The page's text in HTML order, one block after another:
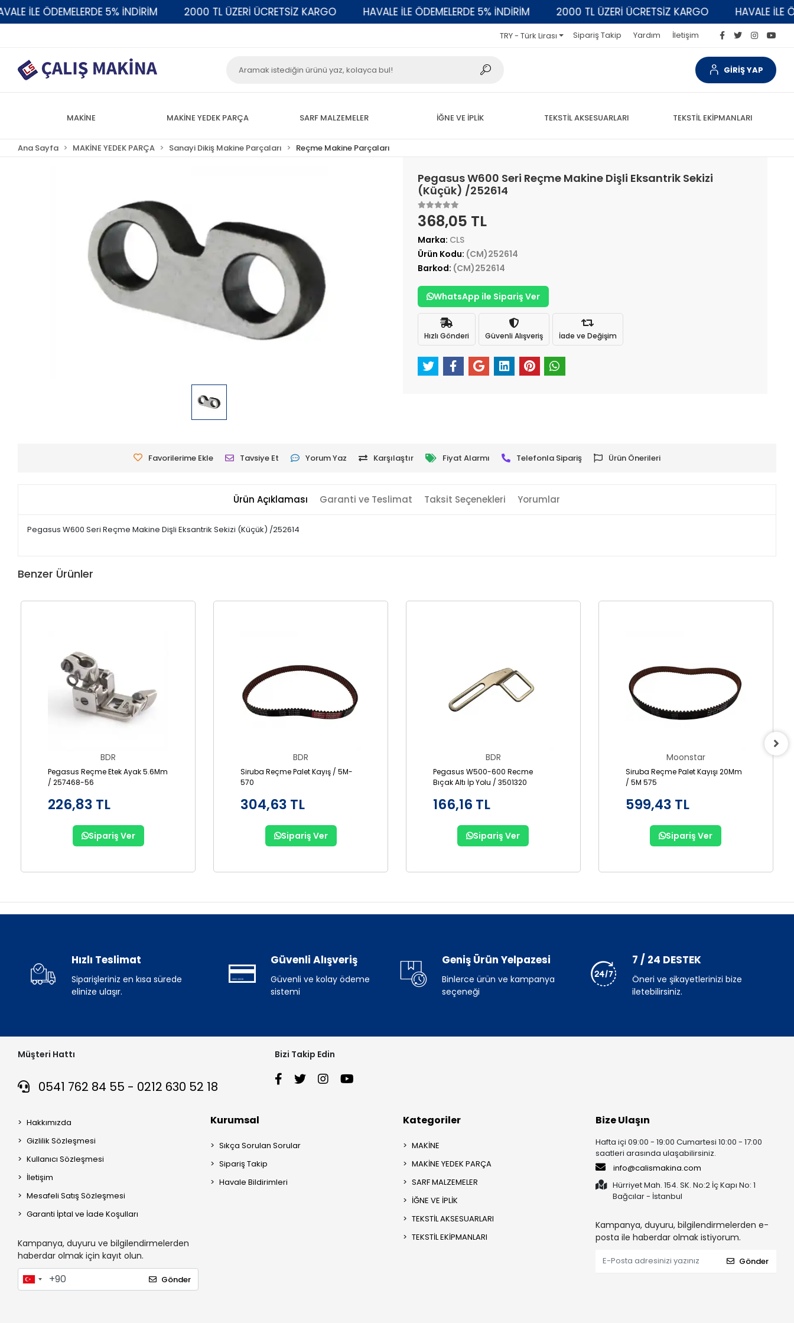
İLE ÖDEMELERDE 5% İNDİRİM 2000 TL ÜZERİ ÜCRETSİZ KARGO HAVALE İLE ÖDEMELERDE 5% İNDİRİM 2000 TL ÜZERİ ÜCRETSİZ KARGO HAVALE İLE
TRY - Türk Lirası Sipariş Takip Yardım İletişim
GİRİŞ YAP
MAKİNE MAKİNE YEDEK PARÇA SARF MALZEMELER İĞNE VE İPLİK TEKSTİL AKSESUARLARI TEKSTİL EKİPMANLARI
Ana Sayfa MAKİNE YEDEK PARÇA Sanayi Dikiş Makine Parçaları Reçme Makine Parçaları
Pegasus W600 Seri Reçme Makine Dişli Eksantrik Sekizi
(Küçük) /252614
368,05 TL
Marka: CLS
Ürün Kodu: (CM)252614
Barkod: (CM)252614
WhatsApp ile Sipariş Ver
Hızlı Gönderi Güvenli Alışveriş İade ve Değişim
Favorilerime Ekle Tavsiye Et Yorum Yaz Karşılaştır Fiyat Alarmı Telefonla Sipariş Ürün Önerileri
Ürün Açıklaması Garanti ve Teslimat Taksit Seçenekleri Yorumlar
Pegasus W600 Seri Reçme Makine Dişli Eksantrik Sekizi (Küçük) /252614
Benzer Ürünler
BDR
Pegasus Reçme Etek Ayak 5.6Mm
/ 257468-56
226,83 TL
Sipariş Ver
BDR
Siruba Reçme Palet Kayış / 5M-
570
304,63 TL
Sipariş Ver
BDR
Pegasus W500-600 Recme
Bıçak Altı İp Yolu / 3501320
166,16 TL
Sipariş Ver
Moonstar
Siruba Reçme Palet Kayışı 20Mm
/ 5M 575
599,43 TL
Sipariş Ver
Hızlı Teslimat
Siparişleriniz en kısa sürede
elinize ulaşır.
Güvenli Alışveriş
Güvenli ve kolay ödeme
sistemi
Geniş Ürün Yelpazesi
Binlerce ürün ve kampanya
seçeneği
7 / 24 DESTEK
Öneri ve şikayetlerinizi bize
iletebilirsiniz.
Müşteri Hattı
0541 762 84 55 - 0212 630 52 18
Bizi Takip Edin
Hakkımızda
Gizlilik Sözleşmesi
Kullanıcı Sözleşmesi
İletişim
Mesafeli Satış Sözleşmesi
Garanti İptal ve İade Koşulları
Kampanya, duyuru ve bilgilendirmelerden
haberdar olmak için kayıt olun.
Gönder
Kurumsal
Sıkça Sorulan Sorular
Sipariş Takip
Havale Bildirimleri
Kategoriler
MAKİNE
MAKİNE YEDEK PARÇA
SARF MALZEMELER
İĞNE VE İPLİK
TEKSTİL AKSESUARLARI
TEKSTİL EKİPMANLARI
Bize Ulaşın
Hafta içi 09:00 - 19:00 Cumartesi 10:00 - 17:00
saatleri arasında ulaşabilirsiniz.
info@calismakina.com
Hürriyet Mah. 154. SK. No:2 İç Kapı No: 1
Bağcılar - İstanbul
Kampanya, duyuru, bilgilendirmelerden e-
posta ile haberdar olmak istiyorum.
Gönder